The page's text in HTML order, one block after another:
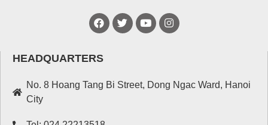
HEADQUARTERS
No. 8 Hoang Tang Bi Street, Dong Ngac Ward, Hanoi
City